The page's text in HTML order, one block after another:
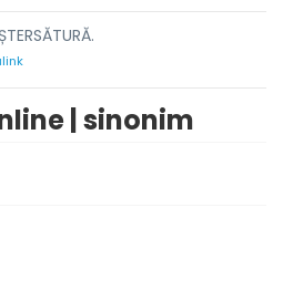
| sinonim